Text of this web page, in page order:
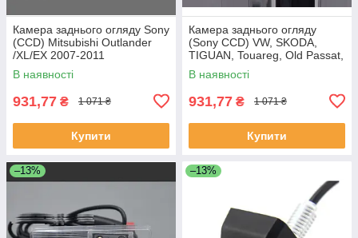
Камера заднього огляду Sony
(CCD) Mitsubishi Outlander
/XL/EX 2007-2011
В наявності
931,77 ₴ 1 071 ₴
Купити
Камера заднього огляду
(Sony CCD) VW, SKODA,
TIGUAN, Touareg, Old Passat,
Porsche Cayenne, Fabia,
POLO(3C), Golf V
В наявності
931,77 ₴ 1 071 ₴
Купити
–13% –13%